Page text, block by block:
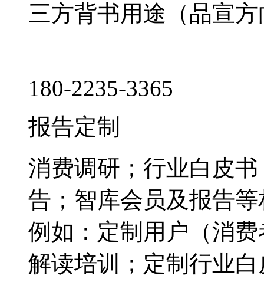
三方背书用途（品宣
180-2235-3365
报告定制
消费调研；行业白皮
告；智库会员及报告
例如：定制用户（消
解读培训；定制行业